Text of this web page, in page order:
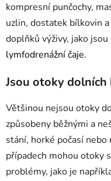
kompresní punčochy,
uzlin, dostatek bílkovin
doplňků výživy, jako jsou
lymfodrenážní čaje.
Jsou otoky dolních
Většinou nejsou otoky
způsobeny běžnými a
stání, horké počasí nebo
případech mohou otoky
problémy, jako je